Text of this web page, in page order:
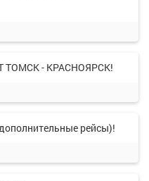
- КРАСНОЯРСК!
рейсы)!